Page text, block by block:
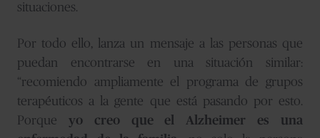
situaciones.
Por todo ello, lanza un mensaje a las personas que
puedan encontrarse en una situación similar:
“recomiendo ampliamente el programa de grupos
terapéuticos a la gente que está pasando por esto.
Porque yo creo que el Alzheimer es una